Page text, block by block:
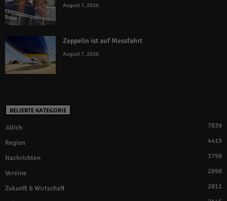
August 7, 2026
Zeppelin ist auf Messfahrt
August 7, 2026
BELIEBTE KATEGORIE
Jülich 7839
Region 4419
Nachrichten 3798
Vereine 2898
Zukunft & Wirtschaft 2811